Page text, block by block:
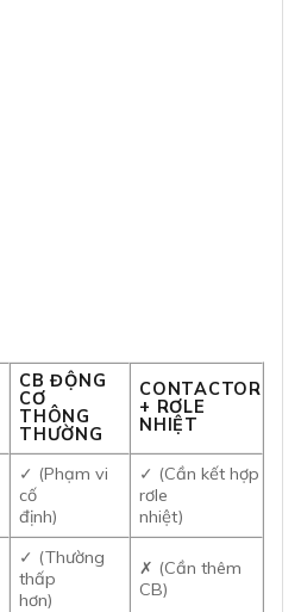
CB ĐỘNG
CƠ
THÔNG
THƯỜNG
CONTACTOR
+ RƠLE
NHIỆT
✓ (Phạm vi
cố
định)
✓ (Cần kết hợp
rơle
nhiệt)
✓ (Thường
thấp
hơn)
✗ (Cần thêm
CB)